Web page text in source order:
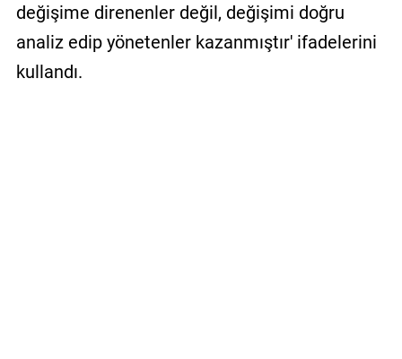
değişime direnenler değil, değişimi doğru
analiz edip yönetenler kazanmıştır' ifadelerini
kullandı.